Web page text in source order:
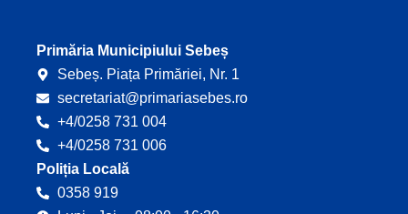
Primăria Municipiului Sebeș
Sebeș. Piața Primăriei, Nr. 1
secretariat@primariasebes.ro
+4/0258 731 004
+4/0258 731 006
Poliția Locală
0358 919